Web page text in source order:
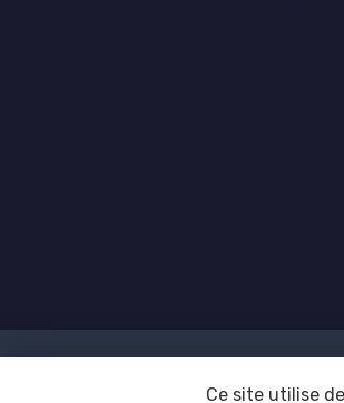
Ce site utilise